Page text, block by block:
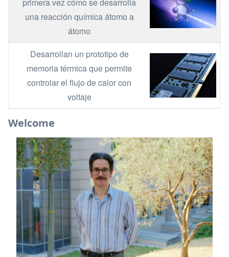
primera vez cómo se desarrolla
una reacción química átomo a
átomo
Desarrollan un prototipo de
memoria térmica que permite
controlar el flujo de calor con
voltaje
Welcome
Image